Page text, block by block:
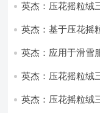
英杰：压花摇粒绒
英杰：基于压花摇
英杰：应用于滑雪
英杰：压花摇粒绒
英杰：压花摇粒绒